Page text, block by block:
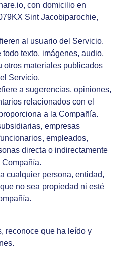
con domicilio en
Sint Jacobiparochie,
al usuario del Servicio.
texto, imágenes, audio,
otros materiales publicados
Servicio.
a sugerencias, opiniones,
relacionados con el
a la Compañía.
empresas
empleados,
directa o indirectamente
cualquier persona, entidad,
no sea propiedad ni esté
reconoce que ha leído y